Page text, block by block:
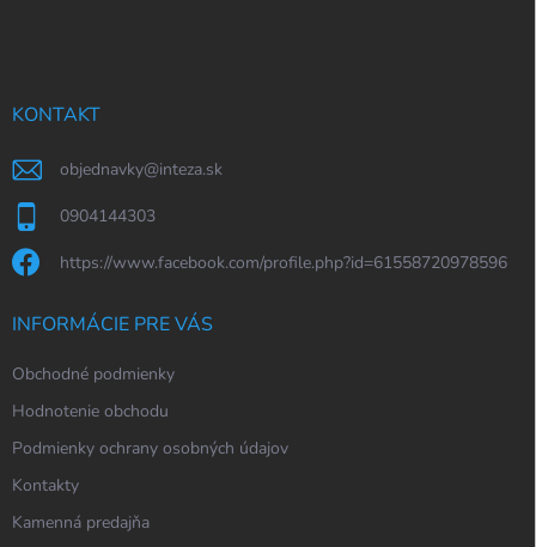
KONTAKT
objednavky@inteza.sk
0904144303
https://www.facebook.com/profile.php?id=61558720978596
INFORMÁCIE PRE VÁS
Obchodné podmienky
Hodnotenie obchodu
Podmienky ochrany osobných údajov
Kontakty
Kamenná predajňa